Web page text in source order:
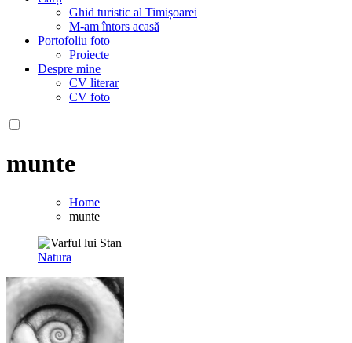
Ghid turistic al Timișoarei
M-am întors acasă
Portofoliu foto
Proiecte
Despre mine
CV literar
CV foto
munte
Home
munte
Natura